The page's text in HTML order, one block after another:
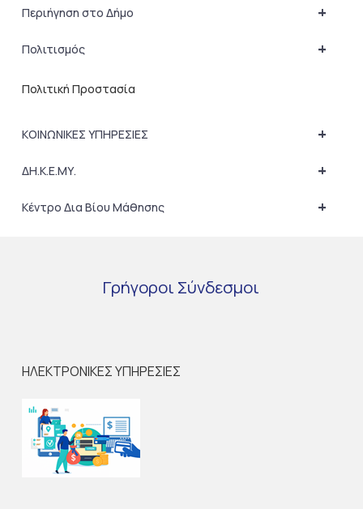
+
Περιήγηση στο Δήμο
+
Πολιτισμός
Πολιτική Προστασία
+
ΚΟΙΝΩΝΙΚΕΣ ΥΠΗΡΕΣΙΕΣ
+
ΔΗ.Κ.Ε.ΜΥ.
+
Κέντρο Δια Βίου Μάθησης
Γρήγοροι Σύνδεσμοι
ΗΛΕΚΤΡΟΝΙΚΕΣ ΥΠΗΡΕΣΙΕΣ